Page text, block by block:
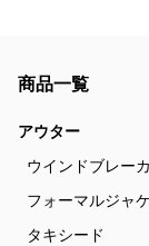
商品一覧
アウター
ウインドブレー
フォーマルジャ
タキシード